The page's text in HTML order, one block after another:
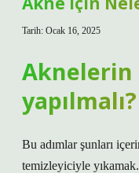
Tarih: Ocak 16, 2025
Aknelerin
yapılmalı?
Bu adımlar şunları
temizleyiciyle